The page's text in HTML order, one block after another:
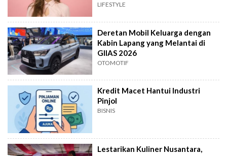
LIFESTYLE
Deretan Mobil Keluarga dengan
Kabin Lapang yang Melantai di
GIIAS 2026
OTOMOTIF
Kredit Macet Hantui Industri
Pinjol
BISNIS
Lestarikan Kuliner Nusantara,